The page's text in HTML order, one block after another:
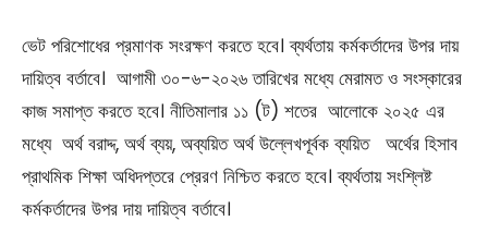
ভেট পরিশোধের প্রমাণক সংরক্ষণ করতে হবে। ব্যর্থতায় কর্মকর্তাদের উপর দায়
দায়িত্ব বর্তাবে। আগামী ৩০-৬-২০২৬ তারিখের মধ্যে মেরামত ও সংস্কারের
কাজ সমাপ্ত করতে হবে। নীতিমালার ১১ (ট) শতের আলোকে ২০২৫ এর
মধ্যে অর্থ বরাদ্দ, অর্থ ব্যয়, অব্যয়িত অর্থ উল্লেখপূর্বক ব্যয়িত অর্থের হিসাব
প্রাথমিক শিক্ষা অধিদপ্তরে প্রেরণ নিশ্চিত করতে হবে। ব্যর্থতায় সংশ্লিষ্ট
কর্মকর্তাদের উপর দায় দায়িত্ব বর্তাবে।